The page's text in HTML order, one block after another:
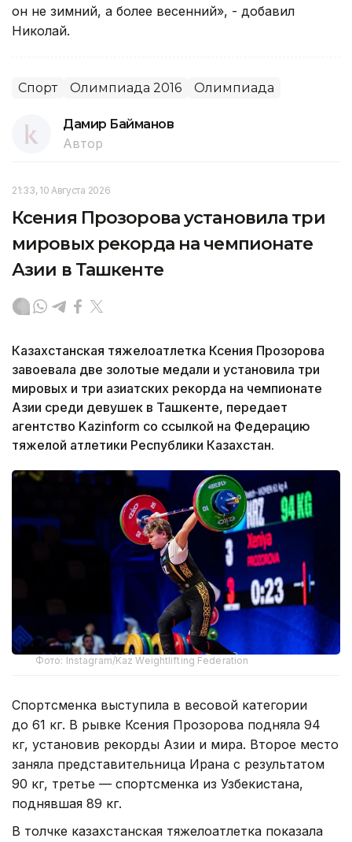
он не зимний, а более весенний», - добавил
Николай.
Спорт Олимпиада 2016 Олимпиада
Дамир Байманов
Автор
21:33, 10 Августа 2026
Ксения Прозорова установила три
мировых рекорда на чемпионате
Азии в Ташкенте
Казахстанская тяжелоатлетка Ксения Прозорова
завоевала две золотые медали и установила три
мировых и три азиатских рекорда на чемпионате
Азии среди девушек в Ташкенте, передает
агентство Kazinform со ссылкой на Федерацию
тяжелой атлетики Республики Казахстан.
Фото: Instagram/Kaz Weightlifting Federation
Спортсменка выступила в весовой категории
до 61 кг. В рывке Ксения Прозорова подняла 94
кг, установив рекорды Азии и мира. Второе место
заняла представительница Ирана с результатом
90 кг, третье — спортсменка из Узбекистана,
поднявшая 89 кг.
В толчке казахстанская тяжелоатлетка показала